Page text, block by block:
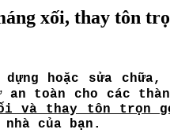
xối, thay tôn
hoặc sửa
an toàn cho các
và thay tôn trọn
của bạn.